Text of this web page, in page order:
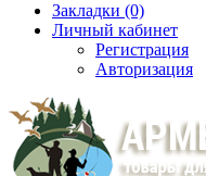
Закладки (0)
Личный кабинет
Регистрация
Авторизация